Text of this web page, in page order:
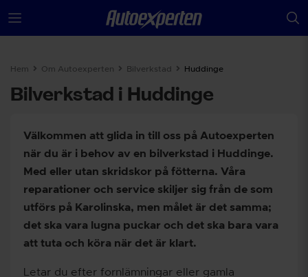
Hem Om Autoexperten Bilverkstad Huddinge
Bilverkstad i Huddinge
Välkommen att glida in till oss på Autoexperten
när du är i behov av en bilverkstad i Huddinge.
Med eller utan skridskor på fötterna. Våra
reparationer och service skiljer sig från de som
utförs på Karolinska, men målet är det samma;
det ska vara lugna puckar och det ska bara vara
att tuta och köra när det är klart.
Letar du efter fornlämningar eller gamla